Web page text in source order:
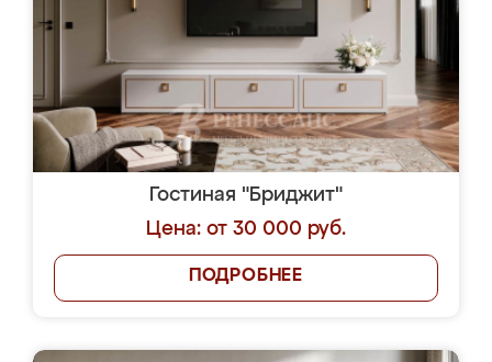
Гостиная "Бриджит"
Цена: от 30 000 руб.
ПОДРОБНЕЕ